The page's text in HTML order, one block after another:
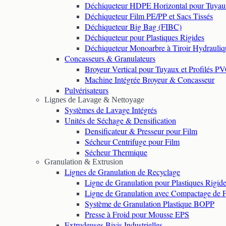
Déchiqueteur HDPE Horizontal pour
Déchiqueteur Film PE/PP et Sacs Tissés
Déchiqueteur Big Bag (FIBC)
Déchiqueteur pour Plastiques Rigides
Déchiqueteur Monoarbre à Tiroir
Concasseurs & Granulateurs
Broyeur Vertical pour Tuyaux et Profilés
Machine Intégrée Broyeur & Concasseur
Pulvérisateurs
Lignes de Lavage & Nettoyage
Systèmes de Lavage Intégrés
Unités de Séchage & Densification
Densificateur & Presseur pour Film
Sécheur Centrifuge pour Film
Sécheur Thermique
Granulation & Extrusion
Lignes de Granulation de Recyclage
Ligne de Granulation pour Plastiques
Ligne de Granulation avec Compactage de
Système de Granulation Plastique BOPP
Presse à Froid pour Mousse EPS